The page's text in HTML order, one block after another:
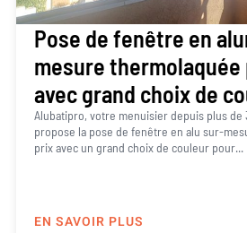
Pose de fenêtre en
mesure
avec grand choix de
Alubatipro, votre menuisier depuis plus de
propose la pose de fenêtre en alu sur-
prix avec un grand choix de couleur pour...
EN SAVOIR PLUS